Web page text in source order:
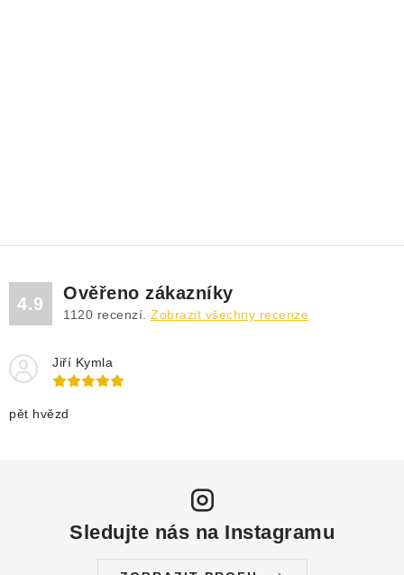
4.9
Ověřeno zákazníky
1120 recenzí. Zobrazit všechny recenze
Jiří Kymla
pět hvězd
Sledujte nás na Instagramu